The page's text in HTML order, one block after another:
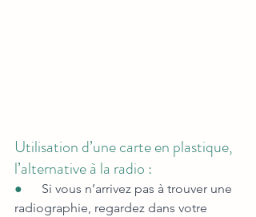
Utilisation d’une carte en plastique,
l’alternative à la radio :
● Si vous n’arrivez pas à trouver une
radiographie, regardez dans votre